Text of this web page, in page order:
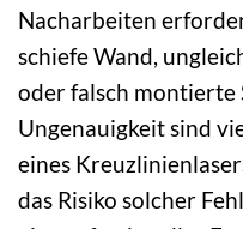
Nacharbeiten
schiefe Wand,
oder falsch montierte
Ungenauigkeit sind
eines
das Risiko solcher